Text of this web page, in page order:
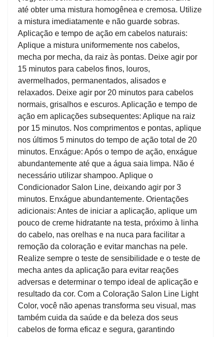
até obter uma mistura homogênea e cremosa. Utilize
a mistura imediatamente e não guarde sobras.
Aplicação e tempo de ação em cabelos naturais:
Aplique a mistura uniformemente nos cabelos,
mecha por mecha, da raiz às pontas. Deixe agir por
15 minutos para cabelos finos, louros,
avermelhados, permanentados, alisados e
relaxados. Deixe agir por 20 minutos para cabelos
normais, grisalhos e escuros. Aplicação e tempo de
ação em aplicações subsequentes: Aplique na raiz
por 15 minutos. Nos comprimentos e pontas, aplique
nos últimos 5 minutos do tempo de ação total de 20
minutos. Enxágue: Após o tempo de ação, enxágue
abundantemente até que a água saia limpa. Não é
necessário utilizar shampoo. Aplique o
Condicionador Salon Line, deixando agir por 3
minutos. Enxágue abundantemente. Orientações
adicionais: Antes de iniciar a aplicação, aplique um
pouco de creme hidratante na testa, próximo à linha
do cabelo, nas orelhas e na nuca para facilitar a
remoção da coloração e evitar manchas na pele.
Realize sempre o teste de sensibilidade e o teste de
mecha antes da aplicação para evitar reações
adversas e determinar o tempo ideal de aplicação e
resultado da cor. Com a Coloração Salon Line Light
Color, você não apenas transforma seu visual, mas
também cuida da saúde e da beleza dos seus
cabelos de forma eficaz e segura, garantindo